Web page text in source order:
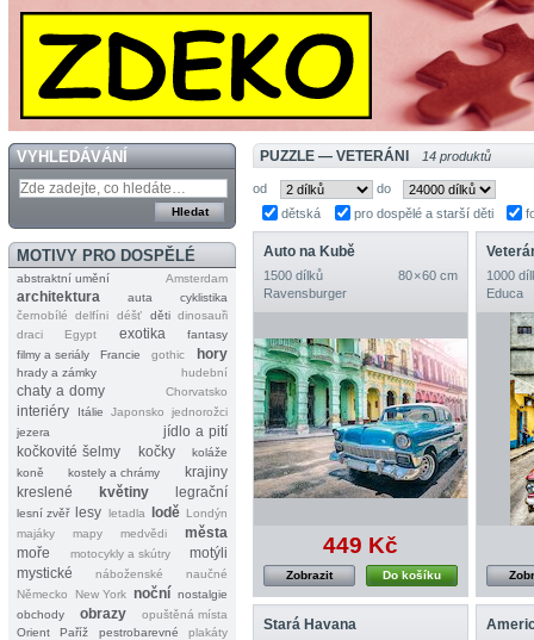
VYHLEDÁVÁNÍ
MOTIVY PRO DOSPĚLÉ
abstraktní umění Amsterdam
architektura auta
cyklistika
černobílé
delfíni déšť děti dinosauři
draci
Egypt exotika
fantasy
filmy a seriály
Francie gothic hory
hrady a zámky hudební
chaty a domy Chorvatsko
interiéry Itálie Japonsko
jednorožci
jezera
jídlo a pití
kočkovité šelmy
kočky
koláže
koně
kostely a chrámy
krajiny
kreslené
květiny legrační
lesní zvěř lesy letadla lodě Londýn
majáky
mapy medvědi
města
moře
motocykly a skútry
motýli
mystické
náboženské
naučné
Německo
New York noční nostalgie
obchody
obrazy
opuštěná místa
Orient
Paříž pestrobarevné
plakáty
PUZZLE — VETERÁNI 14 produktů
od
do
dětská
pro dospělé a starší děti
Auto na Kubě
1500 dílků
80 × 60 cm
Ravensburger
449 Kč
Do košíku
Zobrazit
1000
Educa
Stará Havana